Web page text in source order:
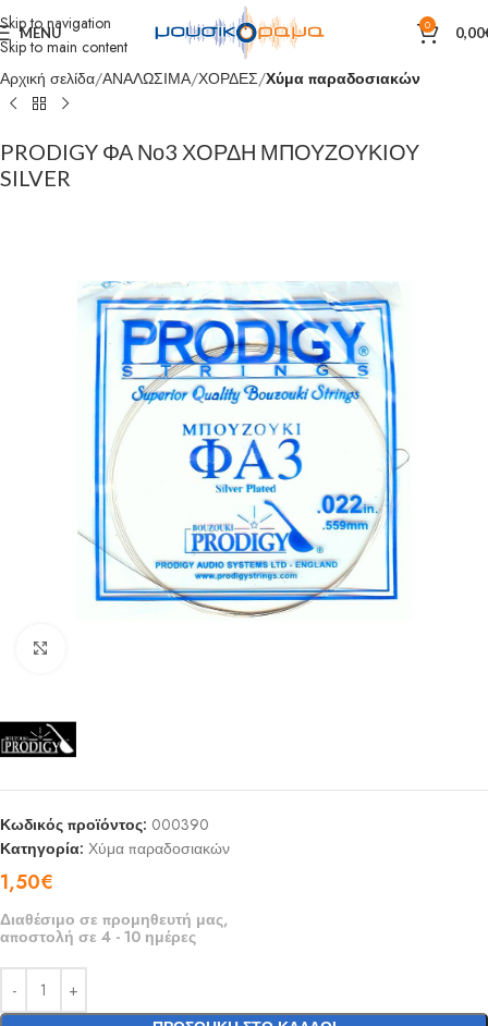
Skip to navigation
Skip to main content
MENU 0 0,00
Αρχική σελίδα ΑΝΑΛΩΣΙΜΑ ΧΟΡΔΕΣ Χύμα παραδοσιακών
PRODIGY ΦΑ Νο3 ΧΟΡΔΗ ΜΠΟΥΖΟΥΚΙΟΥ
SILVER
Κωδικός προϊόντος: 000390
Κατηγορία: Χύμα παραδοσιακών
1,50€
Διαθέσιμο σε προμηθευτή μας,
αποστολή σε 4 - 10 ημέρες